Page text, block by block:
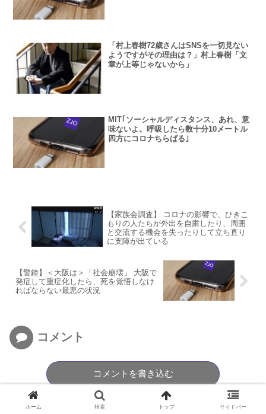
「村上春樹72歳さんはSNSを一切見ない
ようですがその理由は？」村上春樹「文
章が上等じゃないから」
MIT｢ソーシャルディスタンス、あれ、意
味ないよ。呼吸したら数十分10メートル
四方にコロナちらばる｣
【家族会調査】 コロナの影響で、ひきこ
もりの人たちが外出を自粛したり、周囲
と交流する機会を失ったりして立ち直り
に支障が出ている
【警鐘】＜大阪は＞「社会崩壊」 大阪で
発症して重症化したら、死を覚悟しなけ
ればならない最悪の状況
コメント
コメントを書き込む
ホーム 検索 トップ サイドバー